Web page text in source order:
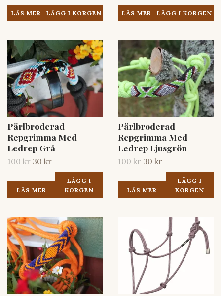
LÄS MER LÄS MER
Pärlbroderad
Repgrimma Med
Ledrep Grå
100 kr 30 kr
LÄS MER
LÄGG I
KORGEN
Pärlbroderad
Repgrimma Med
Ledrep Ljusgrön
100 kr 30 kr
LÄS MER
LÄGG I
KORGEN